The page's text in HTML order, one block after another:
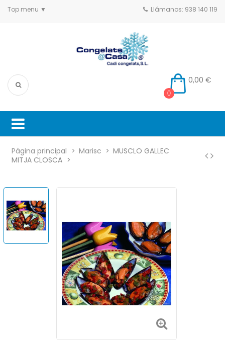
Top menu Llámanos: 938 140 119
0
0,00 €
Pàgina principal Marisc
MUSCLO GALLEC
MITJA CLOSCA